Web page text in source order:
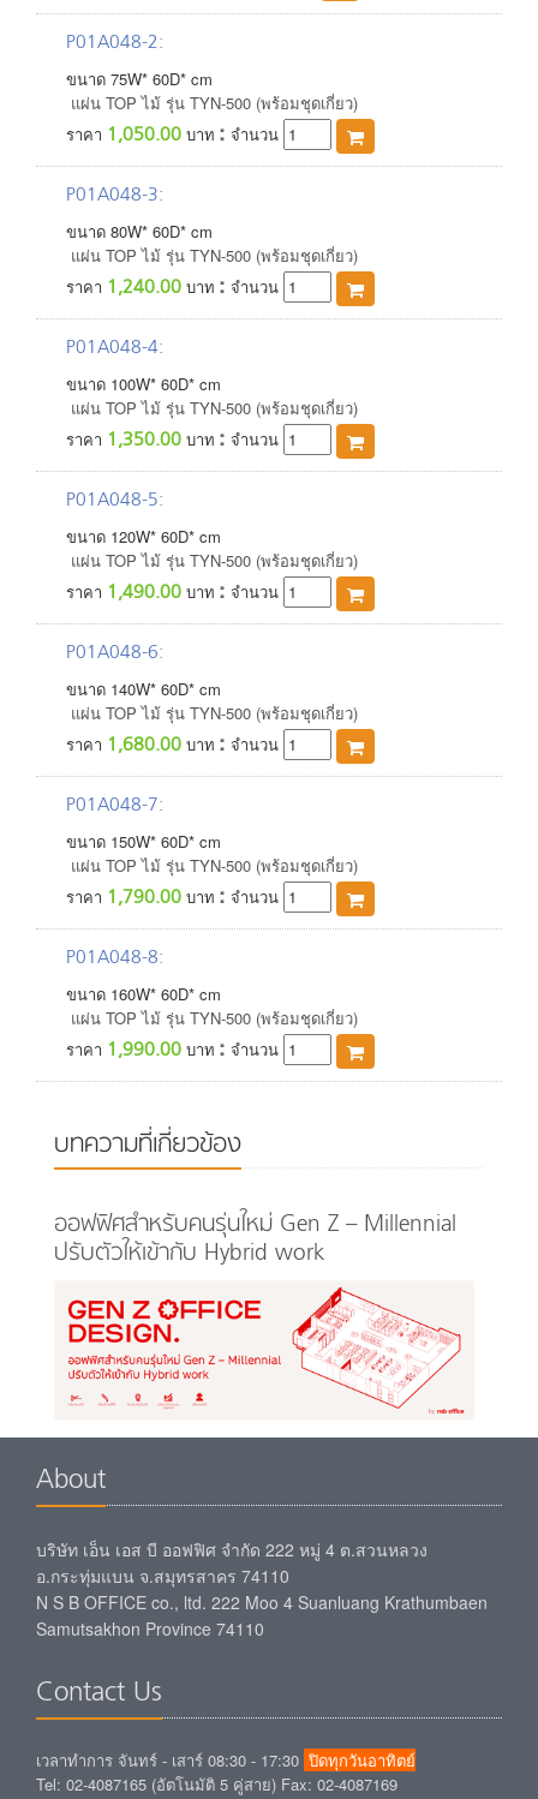
P01A048-2:
ขนาด 75W* 60D* cm
แผ่น TOP ไม้ รุ่น TYN-500 (พร้อมชุดเกี่ยว)
ราคา 1,050.00 บาท : จำนวน
P01A048-3:
ขนาด 80W* 60D* cm
แผ่น TOP ไม้ รุ่น TYN-500 (พร้อมชุดเกี่ยว)
ราคา 1,240.00 บาท : จำนวน
P01A048-4:
ขนาด 100W* 60D* cm
แผ่น TOP ไม้ รุ่น TYN-500 (พร้อมชุดเกี่ยว)
ราคา 1,350.00 บาท : จำนวน
P01A048-5:
ขนาด 120W* 60D* cm
แผ่น TOP ไม้ รุ่น TYN-500 (พร้อมชุดเกี่ยว)
ราคา 1,490.00 บาท : จำนวน
P01A048-6:
ขนาด 140W* 60D* cm
แผ่น TOP ไม้ รุ่น TYN-500 (พร้อมชุดเกี่ยว)
ราคา 1,680.00 บาท : จำนวน
P01A048-7:
ขนาด 150W* 60D* cm
แผ่น TOP ไม้ รุ่น TYN-500 (พร้อมชุดเกี่ยว)
ราคา 1,790.00 บาท : จำนวน
P01A048-8:
ขนาด 160W* 60D* cm
แผ่น TOP ไม้ รุ่น TYN-500 (พร้อมชุดเกี่ยว)
ราคา 1,990.00 บาท : จำนวน
บทความที่เกี่ยวข้อง
ออฟฟิศสำหรับคนรุ่นใหม่ Gen Z – Millennial
ปรับตัวให้เข้ากับ Hybrid work
About
บริษัท เอ็น เอส บี ออฟฟิศ จำกัด 222 หมู่ 4 ต.สวนหลวง
อ.กระทุ่มแบน จ.สมุทรสาคร 74110
N S B OFFICE co., ltd. 222 Moo 4 Suanluang Krathumbaen
Samutsakhon Province 74110
Contact Us
เวลาทำการ จันทร์ - เสาร์ 08:30 - 17:30 ปิดทุกวันอาทิตย์
Tel: 02-4087165 (อัตโนมัติ 5 คู่สาย) Fax: 02-4087169